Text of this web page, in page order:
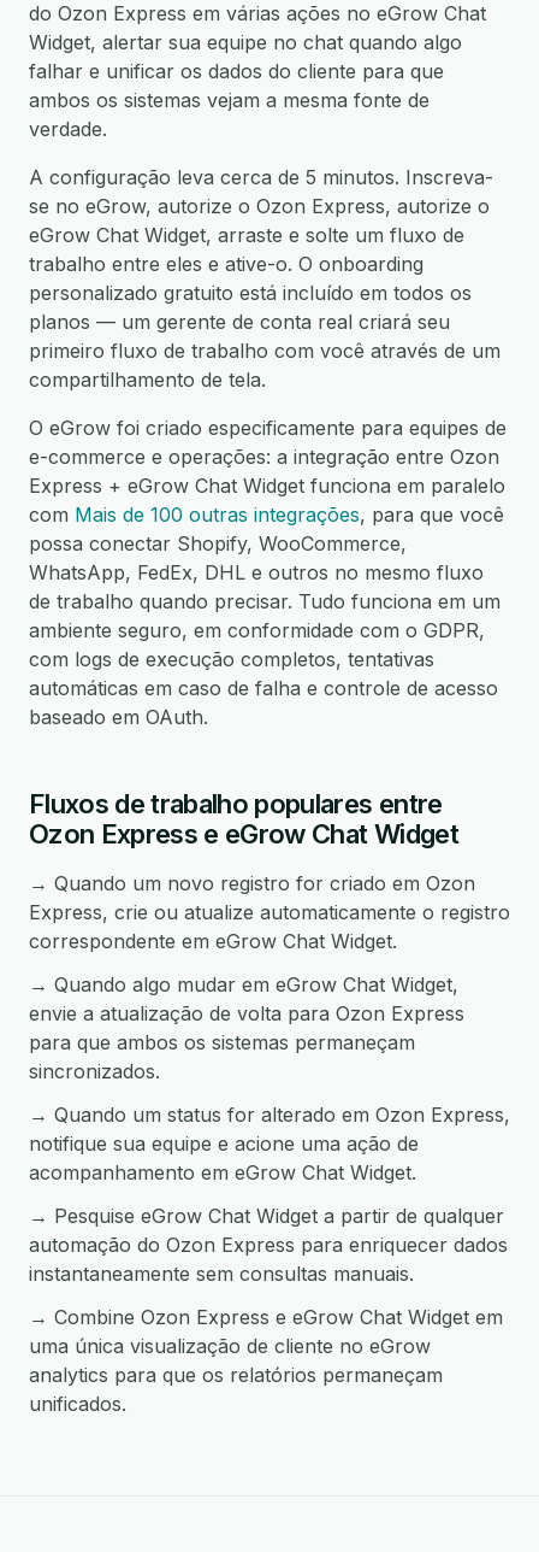
do Ozon Express em várias ações no eGrow Chat
Widget, alertar sua equipe no chat quando algo
falhar e unificar os dados do cliente para que
ambos os sistemas vejam a mesma fonte de
verdade.
A configuração leva cerca de 5 minutos. Inscreva-
se no eGrow, autorize o Ozon Express, autorize o
eGrow Chat Widget, arraste e solte um fluxo de
trabalho entre eles e ative-o. O onboarding
personalizado gratuito está incluído em todos os
planos — um gerente de conta real criará seu
primeiro fluxo de trabalho com você através de um
compartilhamento de tela.
O eGrow foi criado especificamente para equipes de
e-commerce e operações: a integração entre Ozon
Express + eGrow Chat Widget funciona em paralelo
com Mais de 100 outras integrações, para que você
possa conectar Shopify, WooCommerce,
WhatsApp, FedEx, DHL e outros no mesmo fluxo
de trabalho quando precisar. Tudo funciona em um
ambiente seguro, em conformidade com o GDPR,
com logs de execução completos, tentativas
automáticas em caso de falha e controle de acesso
baseado em OAuth.
Fluxos de trabalho populares entre
Ozon Express e eGrow Chat Widget
→ Quando um novo registro for criado em Ozon
Express, crie ou atualize automaticamente o registro
correspondente em eGrow Chat Widget.
→ Quando algo mudar em eGrow Chat Widget,
envie a atualização de volta para Ozon Express
para que ambos os sistemas permaneçam
sincronizados.
→ Quando um status for alterado em Ozon Express,
notifique sua equipe e acione uma ação de
acompanhamento em eGrow Chat Widget.
→ Pesquise eGrow Chat Widget a partir de qualquer
automação do Ozon Express para enriquecer dados
instantaneamente sem consultas manuais.
→ Combine Ozon Express e eGrow Chat Widget em
uma única visualização de cliente no eGrow
analytics para que os relatórios permaneçam
unificados.